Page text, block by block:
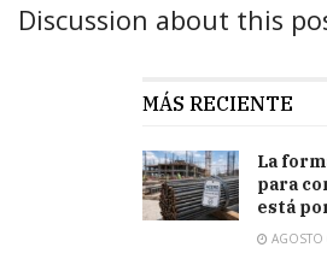
Discussion about this
MÁS RECIENTE
La
para
está